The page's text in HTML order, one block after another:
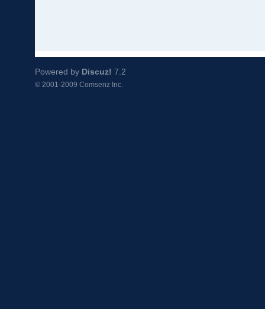
Powered by Discuz! 7.2
© 2001-2009 Comsenz Inc.